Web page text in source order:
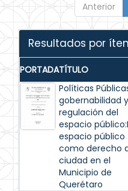
Anterior
Resultados por
PORTADATÍTULO
Políticas
gobernabilidad y
regulación del
espacio
espacio público
como derecho
ciudad en el
Municipio de
Querétaro